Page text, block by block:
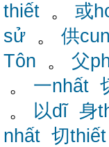
thiết 。 或
sử 。 供
Tôn 。 父
。 一nhất
。 以dĩ 身
nhất 切thiết